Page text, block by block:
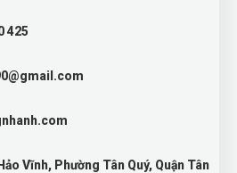
425
Vĩnh, Phường Tân Quý, Quận Tân